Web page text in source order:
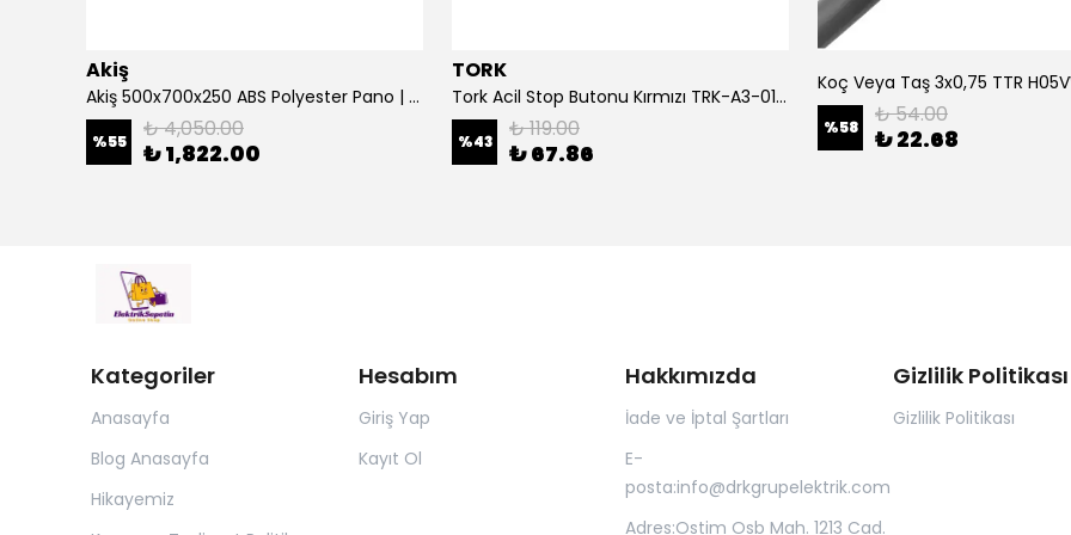
Akiş
Akiş 500x700x250 ABS Polyester Pano | Duvar Pano | Plastik Elektrik Panosu
%55 ₺ 4,050.00
₺ 1,822.00
TORK
Tork Acil Stop Butonu Kırmızı TRK-A3-01ZS Acil Durum Butonu | Kırmızı Mantar Tipi NC1
%43 ₺ 119.00
₺ 67.86
%58 ₺ 54.00
₺ 22.68
Kategoriler
Anasayfa
Blog Anasayfa
Hikayemiz
Hesabım
Giriş Yap
Kayıt Ol
Hakkımızda
İade ve İptal Şartları
E-
posta:info@drkgrupelektrik.com
Adres:Ostim Osb Mah. 1213 Cad.
Gizlilik Politikası
Gizlilik Politikası